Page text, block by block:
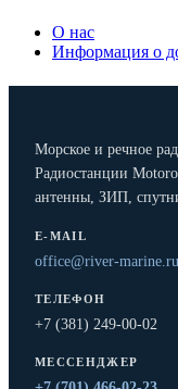
О нас
Информация о
Морское и речное
Радиостанции
антенны, ЗИП,
E-MAIL
office@river-marine.ru
ТЕЛЕФОН
+7 (381) 249-00-02
МЕССЕНДЖЕР